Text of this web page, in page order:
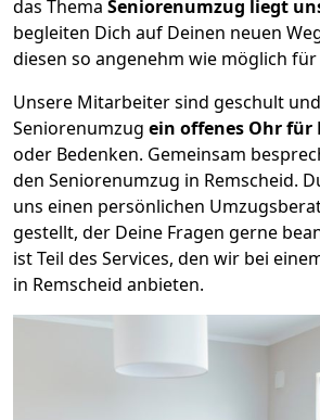
das Thema Seniorenumzug liegt
begleiten Dich auf Deinen neuen
diesen so angenehm wie möglich
Unsere Mitarbeiter sind geschult
Seniorenumzug ein offenes Ohr für
oder Bedenken. Gemeinsam
den Seniorenumzug in Remscheid.
uns einen persönlichen
gestellt, der Deine Fragen gerne
ist Teil des Services, den wir bei
in Remscheid anbieten.